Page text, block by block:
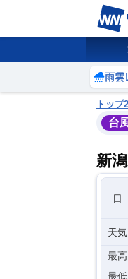
雨雲
トップ
台
新
日
天気
最高
最低
8
(土)
33℃